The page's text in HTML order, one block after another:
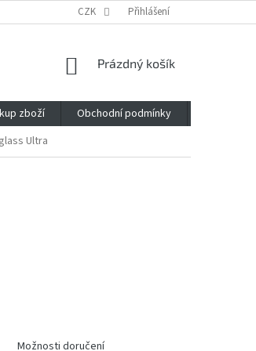
CZK Přihlášení
NÁKUPNÍ
Prázdný košík
zboží Obchodní podmínky
Ultra
Možnosti doručení